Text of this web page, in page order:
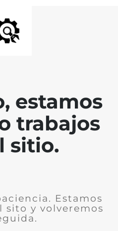
estamos
trabajos
sitio.
Estamos
sito y volveremos